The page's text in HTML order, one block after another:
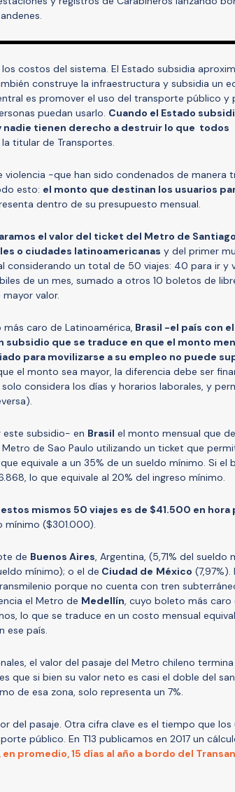
costos del sistema. El Estado subsidia
construye la infraestructura y subsidia un
es promover el uso del transporte público y
puedan usarlo. Cuando el Estado
nadie tienen derecho a destruir lo que todos
titular de Transportes.
violencia -que han sido condenados de manera
esto: el monto que destinan los usuarios
dentro de su presupuesto mensual.
el valor del ticket del Metro de
o ciudades latinoamericanas y del primer
considerando un total de 50 viajes: 40 para ir y
de un mes, sumado a otros 10 boletos de
valor.
caro de Latinoamérica, Brasil -el país con
que se traduce en que el monto
para movilizarse a su empleo no puede
el monto sea mayor, la diferencia debe ser
considera los días y horarios laborales, y
este subsidio- en Brasil el monto mensual que
de Sao Paulo utilizando un ticket que
equivale a un 35% de un sueldo mínimo. Si el
lo que equivale al 20% del ingreso mínimo.
mismos 50 viajes es de $41.500 en hora
mínimo ($301.000).
de Buenos Aires, Argentina, (5,71% del sueldo
mínimo); o el de Ciudad de México (7,97%).
porque no cuenta con tren
el Metro de Medellín, cuyo boleto más caro
lo que se traduce en un costo mensual
ese país.
el valor del pasaje del Metro chileno
que si bien su valor neto es casi el doble del
de esa zona, solo representa un 7%.
del pasaje. Otra cifra clave es el tiempo que los
público. En T13 publicamos en 2017 un
promedio, 15 días al año a bordo del